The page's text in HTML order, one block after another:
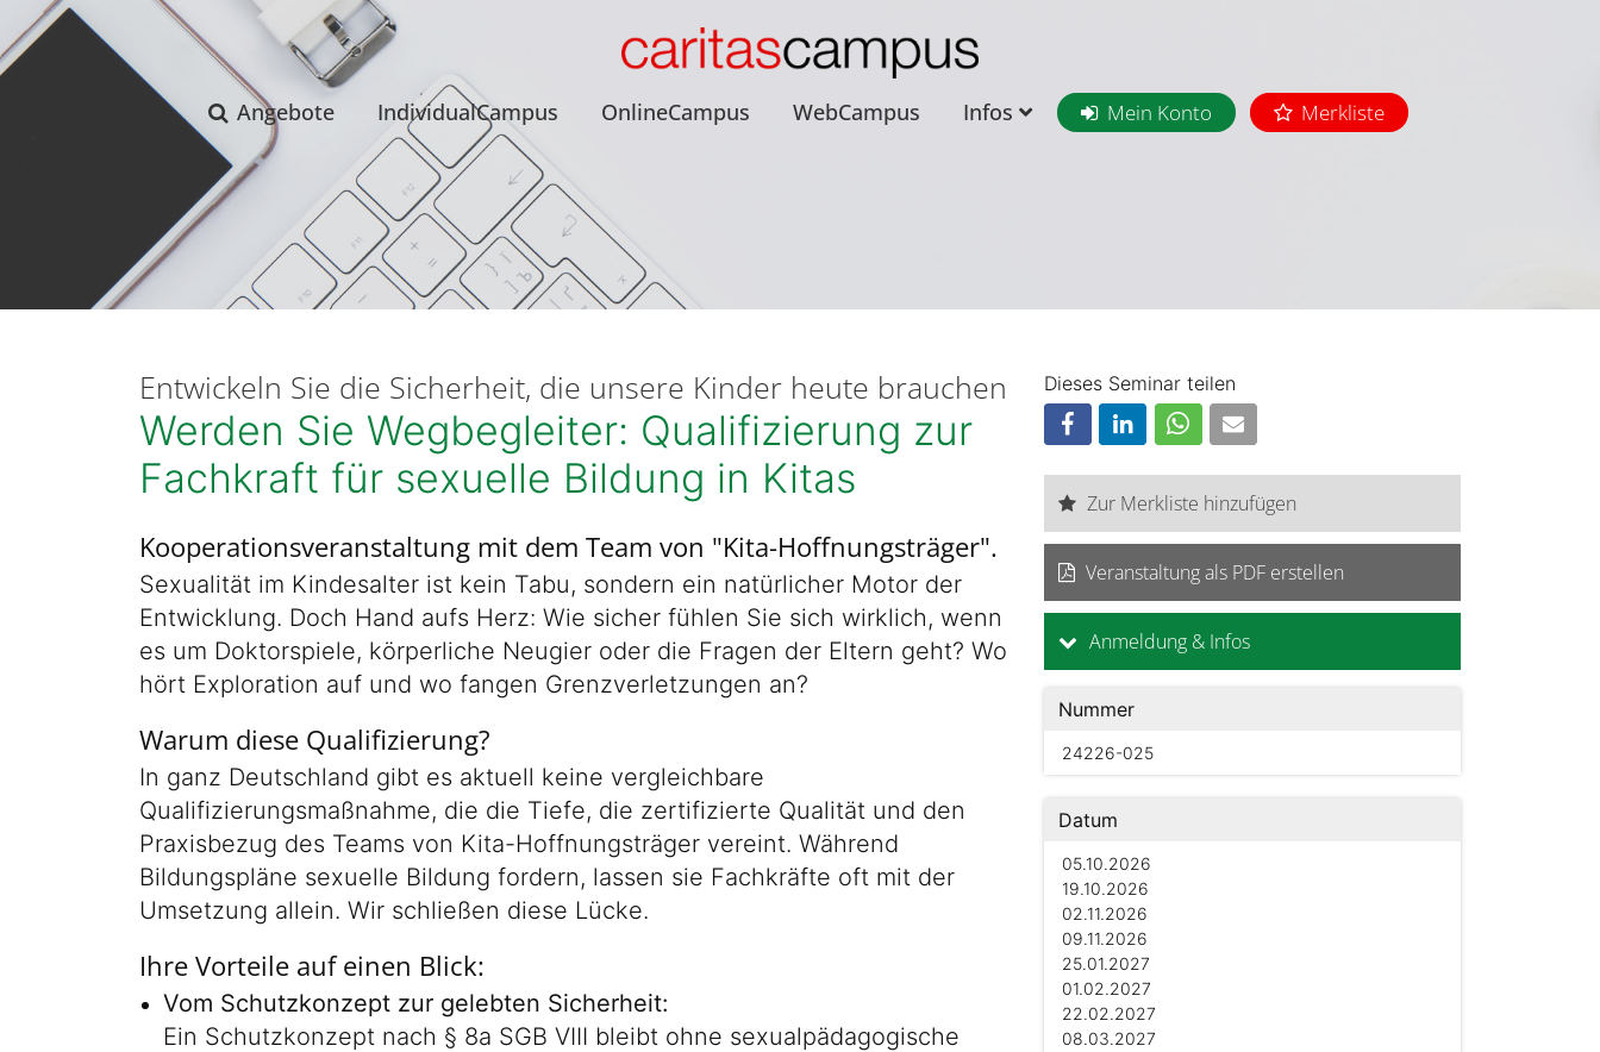
Angebote IndividualCampus OnlineCampus WebCampus Infos Mein Konto Merkliste
Entwickeln Sie die Sicherheit, die unsere Kinder heute brauchen
Werden Sie Wegbegleiter: Qualifizierung zur
Fachkraft für sexuelle Bildung in Kitas
Kooperationsveranstaltung mit dem Team von "Kita-Hoffnungsträger".
Sexualität im Kindesalter ist kein Tabu, sondern ein natürlicher Motor der
Entwicklung. Doch Hand aufs Herz: Wie sicher fühlen Sie sich wirklich, wenn
es um Doktorspiele, körperliche Neugier oder die Fragen der Eltern geht? Wo
hört Exploration auf und wo fangen Grenzverletzungen an?
Warum diese Qualifizierung?
In ganz Deutschland gibt es aktuell keine vergleichbare
Qualifizierungsmaßnahme, die die Tiefe, die zertifizierte Qualität und den
Praxisbezug des Teams von Kita-Hoffnungsträger vereint. Während
Bildungspläne sexuelle Bildung fordern, lassen sie Fachkräfte oft mit der
Umsetzung allein. Wir schließen diese Lücke.
Ihre Vorteile auf einen Blick:
Vom Schutzkonzept zur gelebten Sicherheit:
Ein Schutzkonzept nach § 8a SGB VIII bleibt ohne sexualpädagogische
Dieses Seminar teilen
Zur Merkliste hinzufügen
Veranstaltung als PDF erstellen
Anmeldung & Infos
Nummer
24226-025
Datum
05.10.2026
19.10.2026
02.11.2026
09.11.2026
25.01.2027
01.02.2027
22.02.2027
08.03.2027